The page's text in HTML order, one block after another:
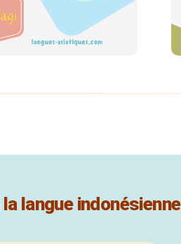
la langue indonésienne